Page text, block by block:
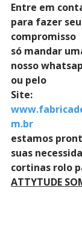
Entre em
para fazer
compromisso
só mandar
nosso
ou pelo
Site:
m.br
estamos
suas
cortinas rolo
ATTYTUDE